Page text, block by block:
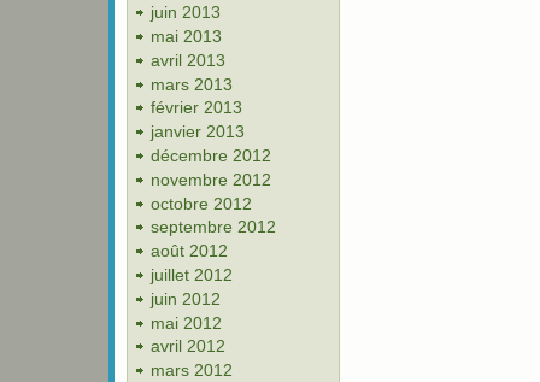
juin 2013
mai 2013
avril 2013
mars 2013
février 2013
janvier 2013
décembre 2012
novembre 2012
octobre 2012
septembre 2012
août 2012
juillet 2012
juin 2012
mai 2012
avril 2012
mars 2012